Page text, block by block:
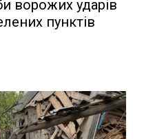
ворожих ударів
пунктів